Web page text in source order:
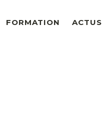
FORMATION ACTUS